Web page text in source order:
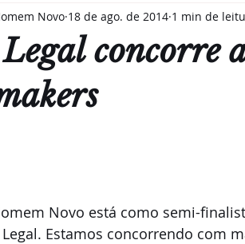
concorre
Novo 18 de ago. de 2014 1 min de
Novo está como semi-
Estamos concorrendo com